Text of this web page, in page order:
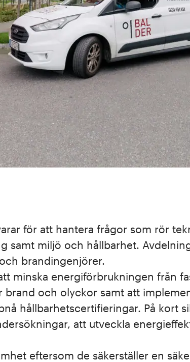
för att hantera frågor som rör
samt miljö och hållbarhet.
brandingenjörer.
minska energiförbrukningen från
brand och olyckor samt att
hållbarhetscertifieringar. På kort
att utveckla
eftersom de säkerställer en